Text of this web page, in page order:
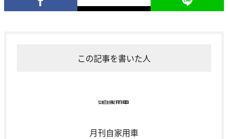
この記事を書いた人
月刊自家用車